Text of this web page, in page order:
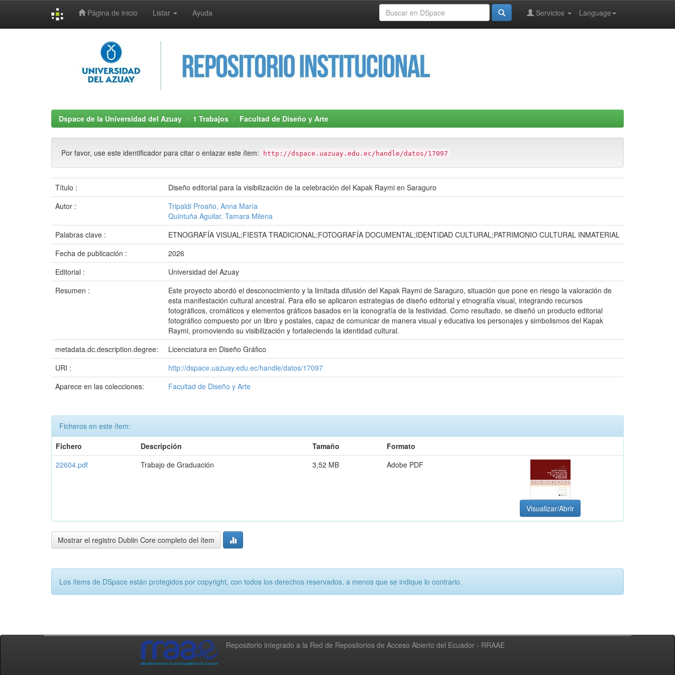
Página de inicio Listar Ayuda Language
Servicios
Dspace de la Universidad del Azuay 1 Trabajos Facultad de Diseño y Arte
Por favor, use este identificador para citar o enlazar este ítem: http://dspace.uazuay.edu.ec/handle/datos/17097
Título :
Diseño editorial para la visibilización de la celebración del Kapak Raymi en Saraguro
Autor :
Tripaldi Proaño, Anna María
Quintuña Aguilar, Tamara Milena
Palabras clave :
ETNOGRAFÍA VISUAL;FIESTA TRADICIONAL;FOTOGRAFÍA DOCUMENTAL;IDENTIDAD CULTURAL;PATRIMONIO CULTURAL INMATERIAL
Fecha de publicación :
2026
Editorial :
Universidad del Azuay
Resumen :
Este proyecto abordó el desconocimiento y la limitada difusión del Kapak Raymi de Saraguro, situación que pone en riesgo la valoración de
esta manifestación cultural ancestral. Para ello se aplicaron estrategias de diseño editorial y etnografía visual, integrando recursos
fotográficos, cromáticos y elementos gráficos basados en la iconografía de la festividad. Como resultado, se diseñó un producto editorial
fotográfico compuesto por un libro y postales, capaz de comunicar de manera visual y educativa los personajes y simbolismos del Kapak
Raymi, promoviendo su visibilización y fortaleciendo la identidad cultural.
metadata.dc.description.degree:
Licenciatura en Diseño Gráfico
URI :
http://dspace.uazuay.edu.ec/handle/datos/17097
Aparece en las colecciones:
Facultad de Diseño y Arte
Ficheros en este ítem:
Fichero
Descripción Tamaño
Formato
22604.pdf
Trabajo de Graduación 3,52 MB Adobe PDF
Visualizar/Abrir
Mostrar el registro Dublin Core completo del ítem
Los ítems de DSpace están protegidos por copyright, con todos los derechos reservados, a menos que se indique lo contrario.
Repositorio integrado a la Red de Repositorios de Acceso Abierto del Ecuador - RRAAE